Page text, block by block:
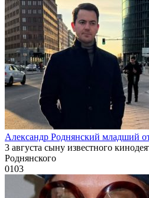
Александр Роднянский младший
3 августа сыну известного
Роднянского
0103